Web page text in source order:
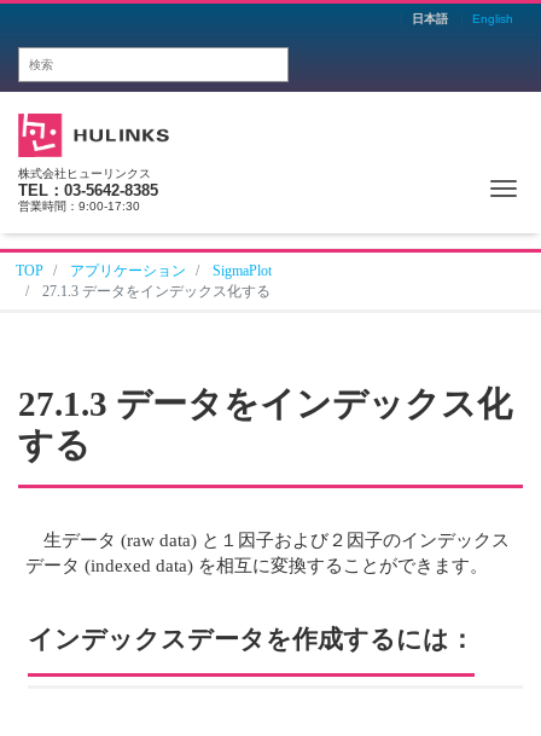
日本語 English
株式会社ヒューリンクス
TEL：03-5642-8385
営業時間：9:00-17:30
TOP アプリケーション
SigmaPlot
27.1.3 データをインデックス化する
27.1.3 データをインデックス化
する
生データ (raw data) と１因子および２因子のインデックス
データ (indexed data) を相互に変換することができます。
インデックスデータを作成するには：